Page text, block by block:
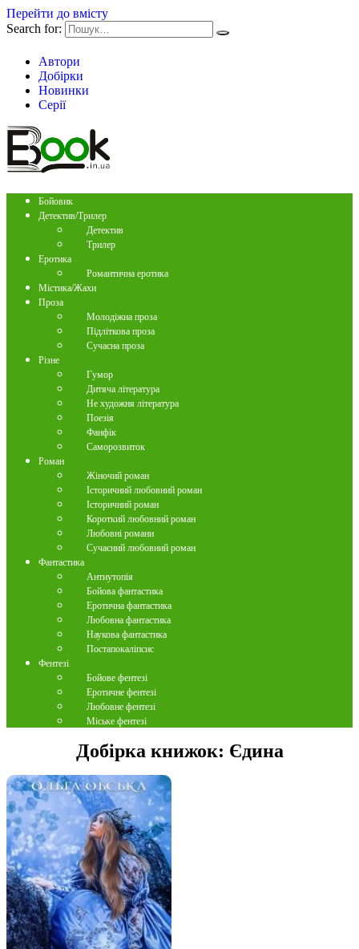
Перейти до вмісту
Search for:
Автори
Добірки
Новинки
Серії
Бойовик
Детектив/Трилер
Детектив
Трилер
Еротика
Романтична еротика
Містика/Жахи
Проза
Молодіжна проза
Підліткова проза
Сучасна проза
Різне
Гумор
Дитяча література
Не художня література
Поезія
Фанфік
Саморозвиток
Роман
Жіночий роман
Історичний любовний роман
Історичний роман
Короткий любовний роман
Любовні романи
Сучасний любовний роман
Фантастика
Антиутопія
Бойова фантастика
Еротична фантастика
Любовна фантастика
Наукова фантастика
Постапокаліпсис
Фентезі
Бойове фентезі
Еротичне фентезі
Любовне фентезі
Міське фентезі
Добірка книжок: Єдина